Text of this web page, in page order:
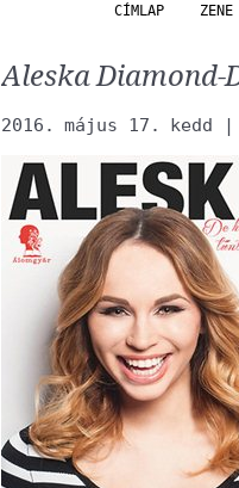
CÍMLAP ZENE
Aleska Diamond-
2016. május 17. kedd |